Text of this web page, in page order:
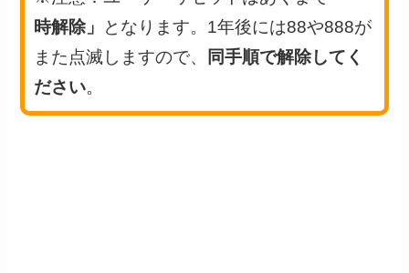
時解除」
となります。1年後には88や888が
また点滅しますので、
同手順で解除してく
ださい。